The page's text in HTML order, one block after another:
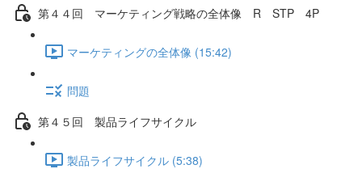
第４４回 マーケティング戦略の全体像 R STP 4P
マーケティングの全体像 (15:42)
問題
第４５回 製品ライフサイクル
製品ライフサイクル (5:38)